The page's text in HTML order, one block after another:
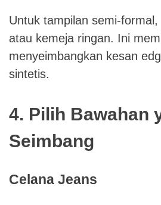
Untuk tampilan semi-
atau kemeja ringan. Ini
menyeimbangkan kesan
sintetis.
4. Pilih Bawahan
Seimbang
Celana Jeans